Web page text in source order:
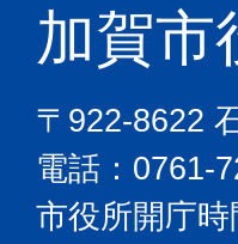
加賀市
〒922-8622
電話：0761-
市役所開庁